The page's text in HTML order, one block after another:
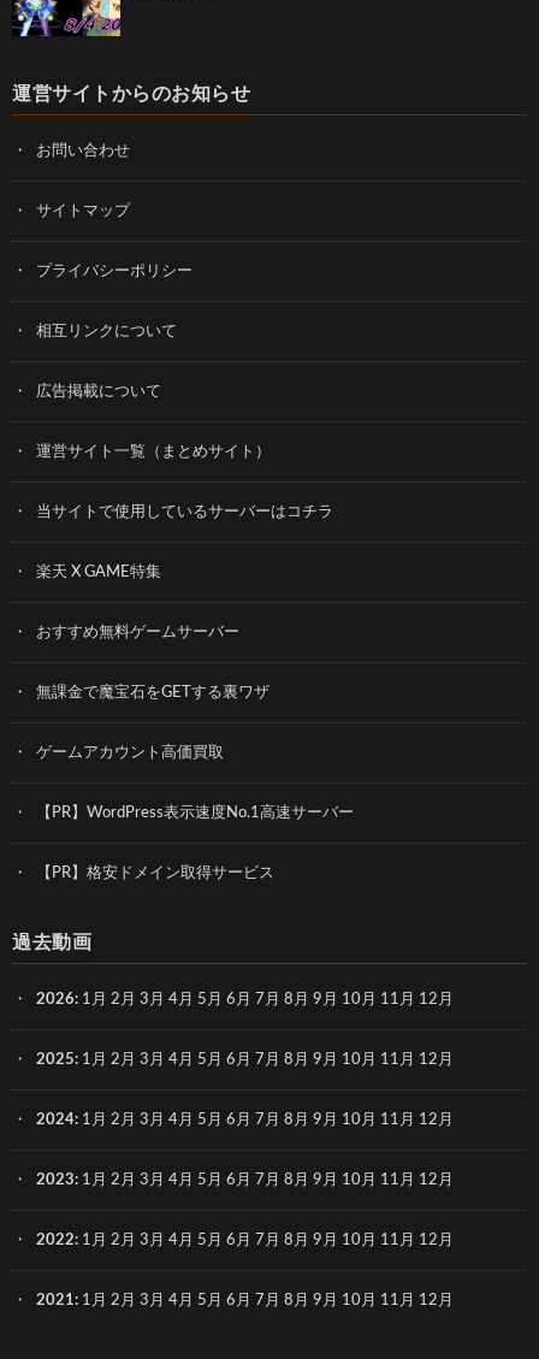
運営サイトからのお知らせ
お問い合わせ
サイトマップ
プライバシーポリシー
相互リンクについて
広告掲載について
運営サイト一覧（まとめサイト）
当サイトで使用しているサーバーはコチラ
楽天 X GAME特集
おすすめ無料ゲームサーバー
無課金で魔宝石をGETする裏ワザ
ゲームアカウント高価買取
【PR】WordPress表示速度No.1高速サーバー
【PR】格安ドメイン取得サービス
過去動画
2026: 1月 2月 3月 4月 5月 6月 7月 8月 9月 10月 11月 12月
2025: 1月 2月 3月 4月 5月 6月 7月 8月 9月 10月 11月 12月
2024: 1月 2月 3月 4月 5月 6月 7月 8月 9月 10月 11月 12月
2023: 1月 2月 3月 4月 5月 6月 7月 8月 9月 10月 11月 12月
2022: 1月 2月 3月 4月 5月 6月 7月 8月 9月 10月 11月 12月
2021: 1月 2月 3月 4月 5月 6月 7月 8月 9月 10月 11月 12月